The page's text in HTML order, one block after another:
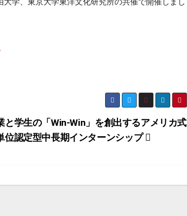
と学生の「Win-Win」を創出するアメリカ式
位認定型中長期インターンシップ